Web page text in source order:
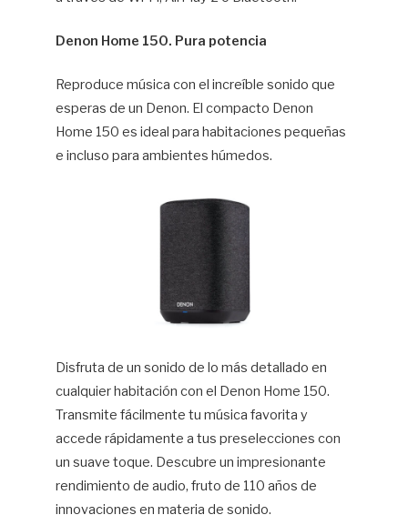
Denon Home 150. Pura potencia
Reproduce música con el increíble sonido que
esperas de un Denon. El compacto Denon
Home 150 es ideal para habitaciones pequeñas
e incluso para ambientes húmedos.
Disfruta de un sonido de lo más detallado en
cualquier habitación con el Denon Home 150.
Transmite fácilmente tu música favorita y
accede rápidamente a tus preselecciones con
un suave toque. Descubre un impresionante
rendimiento de audio, fruto de 110 años de
innovaciones en materia de sonido.